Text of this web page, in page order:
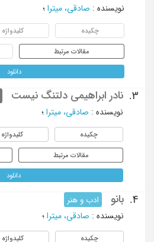
نویسنده : صادقی، میترا ؛
چکیده کلیدواژه
مقالات مرتبط
دانلود
3. نادر ابراهیمی دلتنگ نیست
نویسنده : صادقی، میترا ؛
چکیده کلیدواژه
مقالات مرتبط
دانلود
4. بانو
ادب و هنر
نویسنده : صادقی، میترا ؛
چکیده کلیدواژه